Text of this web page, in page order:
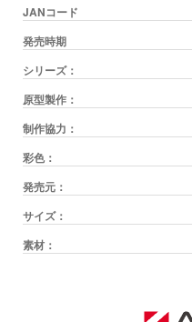
JANコード
発売時期
シリーズ：
原型製作：
制作協力：
彩色：
発売元：
サイズ：
素材：